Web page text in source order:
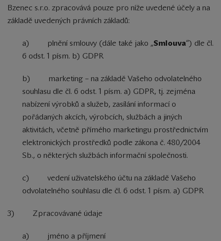
Bzenec s.r.o. zpracovává pouze pro níže uvedené účely a na
základě uvedených právních základů:
a) plnění smlouvy (dále také jako „Smlouva“) dle čl.
6 odst. 1 písm. b) GDPR
b) marketing – na základě Vašeho odvolatelného
souhlasu dle čl. 6 odst. 1 písm. a) GDPR, tj. zejména
nabízení výrobků a služeb, zasílání informací o
pořádaných akcích, výrobcích, službách a jiných
aktivitách, včetně přímého marketingu prostřednictvím
elektronických prostředků podle zákona č. 480/2004
Sb., o některých službách informační společnosti.
c) vedení uživatelského účtu na základě Vašeho
odvolatelného souhlasu dle čl. 6 odst. 1 písm. a) GDPR
3) Zpracovávané údaje
a) jméno a příjmení